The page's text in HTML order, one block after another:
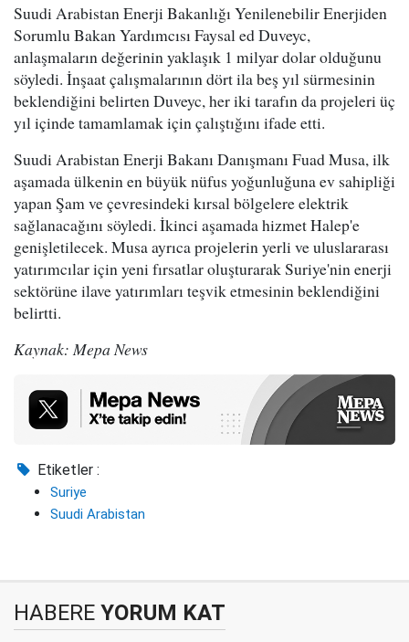
Suudi Arabistan Enerji Bakanlığı Yenilenebilir Enerjiden
Sorumlu Bakan Yardımcısı Faysal ed Duveyc,
anlaşmaların değerinin yaklaşık 1 milyar dolar olduğunu
söyledi. İnşaat çalışmalarının dört ila beş yıl sürmesinin
beklendiğini belirten Duveyc, her iki tarafın da projeleri üç
yıl içinde tamamlamak için çalıştığını ifade etti.
Suudi Arabistan Enerji Bakanı Danışmanı Fuad Musa, ilk
aşamada ülkenin en büyük nüfus yoğunluğuna ev sahipliği
yapan Şam ve çevresindeki kırsal bölgelere elektrik
sağlanacağını söyledi. İkinci aşamada hizmet Halep'e
genişletilecek. Musa ayrıca projelerin yerli ve uluslararası
yatırımcılar için yeni fırsatlar oluşturarak Suriye'nin enerji
sektörüne ilave yatırımları teşvik etmesinin beklendiğini
belirtti.
Kaynak: Mepa News
Etiketler :
Suriye
Suudi Arabistan
HABERE YORUM KAT